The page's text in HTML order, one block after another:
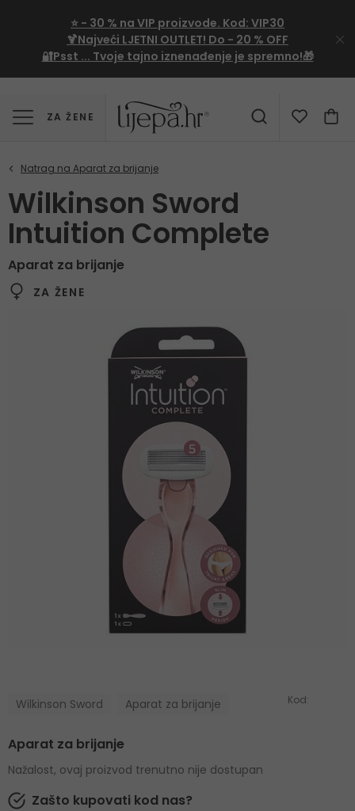
⭐ - 30 % na VIP proizvode. Kod: VIP30
🍹Najveći LJETNI OUTLET! Do - 20 % OFF
🔐Psst ... Tvoje tajno iznenađenje je spremno!🎁
ZA ŽENE
Wilkinson Sword
Intuition Complete
Aparat za brijanje
ZA ŽENE
Wilkinson Sword Aparat za brijanje Kod:
Aparat za brijanje
Nažalost, ovaj proizvod trenutno nije dostupan
Zašto kupovati kod nas?